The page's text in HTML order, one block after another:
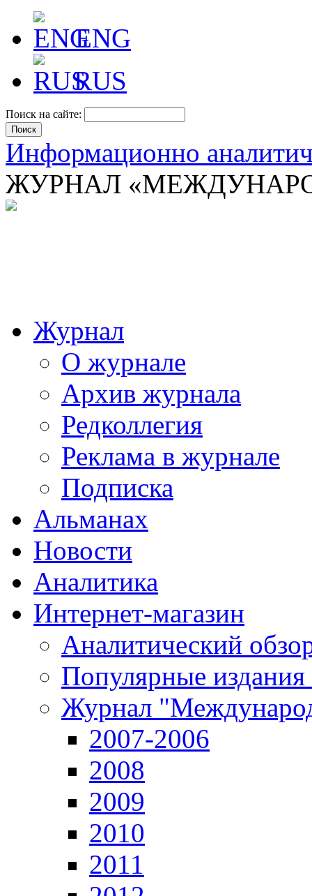
ENG
RUS
Поиск на сайте:
Информационно
ЖУРНАЛ
Журнал
О журнале
Архив журнала
Редколлегия
Реклама в журнале
Подписка
Альманах
Новости
Аналитика
Интернет-магазин
Аналитический
Популярные
Журнал
2007-2006
2008
2009
2010
2011